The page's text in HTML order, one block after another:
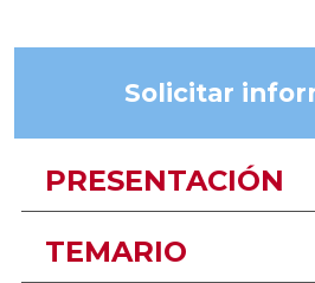
Solicitar
PRESENTACIÓN
TEMARIO